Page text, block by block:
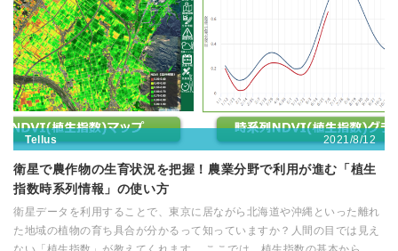
Tellus 2021/8/12
衛星で農作物の生育状況を把握！農業分野で利用が進む「植生
指数時系列情報」の使い方
衛星データを利用することで、東京に居ながら北海道や沖縄といった離れ
た地域の植物の育ち具合が分かるって知っていますか？人間の目では見え